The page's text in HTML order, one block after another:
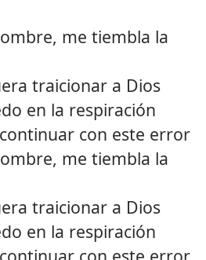
me tiembla la
traicionar a Dios
en la respiración
con este error
me tiembla la
traicionar a Dios
en la respiración
con este error